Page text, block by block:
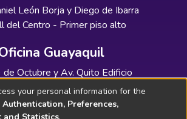
León Borja y Diego de Ibarra
del Centro - Primer piso alto
Guayaquil
de Octubre y Av. Quito Edificio
INDUAUTO - Planta baja
your personal information for the
Authentication, Preferences,